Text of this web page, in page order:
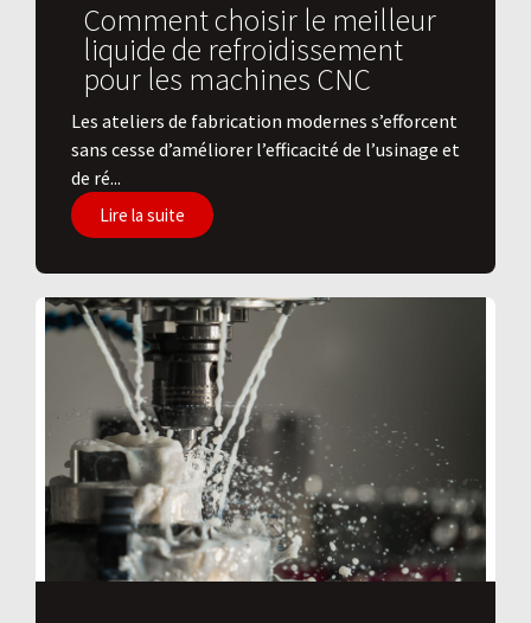
Comment choisir le meilleur
liquide de refroidissement
pour les machines CNC
Les ateliers de fabrication modernes s’efforcent
sans cesse d’améliorer l’efficacité de l’usinage et
de ré...
Lire la suite